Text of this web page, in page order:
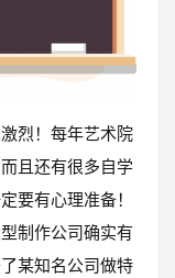
烈！每年艺术院
且还有很多自学
要有心理准备！
制作公司确实有
某知名公司做特